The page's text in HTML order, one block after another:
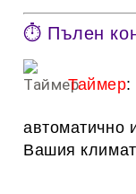
⏱ Пълен
Таймер:
автоматично
Вашия